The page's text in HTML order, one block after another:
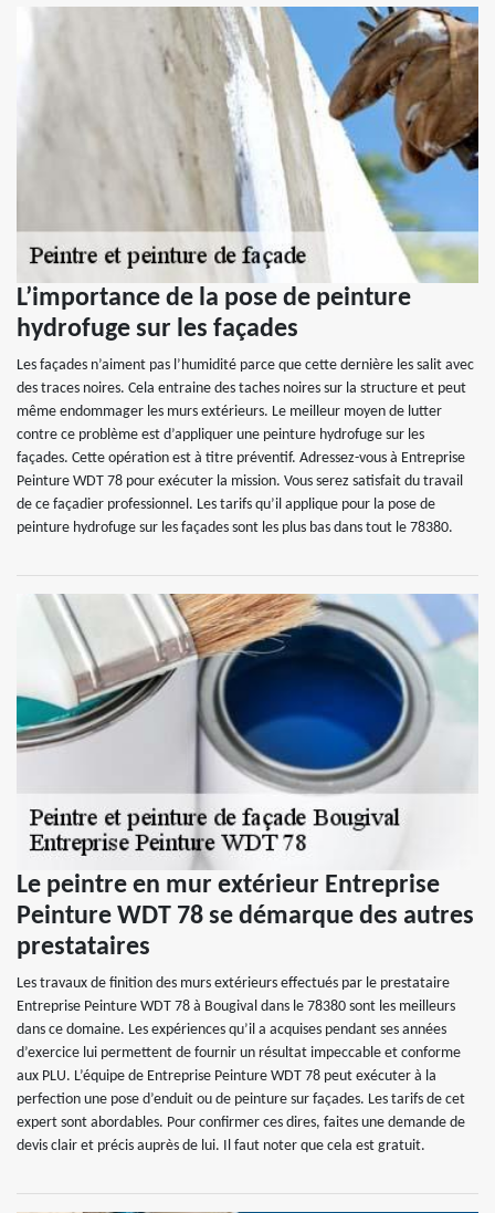
L’importance de la pose de peinture
hydrofuge sur les façades
Les façades n’aiment pas l’humidité parce que cette dernière les salit avec
des traces noires. Cela entraine des taches noires sur la structure et peut
même endommager les murs extérieurs. Le meilleur moyen de lutter
contre ce problème est d’appliquer une peinture hydrofuge sur les
façades. Cette opération est à titre préventif. Adressez-vous à Entreprise
Peinture WDT 78 pour exécuter la mission. Vous serez satisfait du travail
de ce façadier professionnel. Les tarifs qu’il applique pour la pose de
peinture hydrofuge sur les façades sont les plus bas dans tout le 78380.
Le peintre en mur extérieur Entreprise
Peinture WDT 78 se démarque des autres
prestataires
Les travaux de finition des murs extérieurs effectués par le prestataire
Entreprise Peinture WDT 78 à Bougival dans le 78380 sont les meilleurs
dans ce domaine. Les expériences qu’il a acquises pendant ses années
d’exercice lui permettent de fournir un résultat impeccable et conforme
aux PLU. L’équipe de Entreprise Peinture WDT 78 peut exécuter à la
perfection une pose d’enduit ou de peinture sur façades. Les tarifs de cet
expert sont abordables. Pour confirmer ces dires, faites une demande de
devis clair et précis auprès de lui. Il faut noter que cela est gratuit.